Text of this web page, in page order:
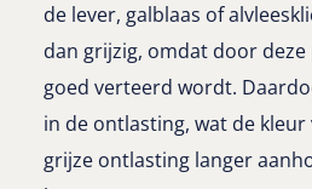
de lever, galblaas of
dan grijzig, omdat door
goed verteerd wordt.
in de ontlasting, wat de
grijze ontlasting langer